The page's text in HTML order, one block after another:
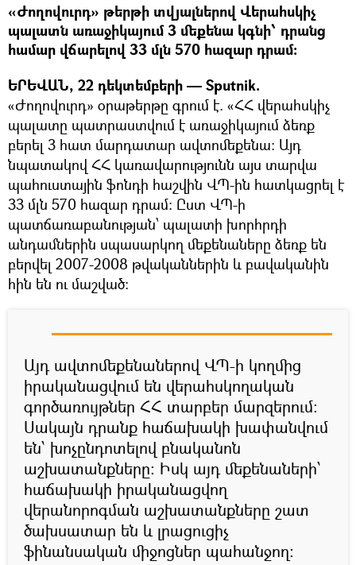
«Ժողովուրդ» թերթի տվյալներով Վերահսկիչ
պալատն առաջիկայում 3 մեքենա կգնի՝ դրանց
համար վճարելով 33 մլն 570 հազար դրամ։
ԵՐԵՎԱՆ, 22 դեկտեմբերի — Sputnik.
«Ժողովուրդ» օրաթերթը գրում է. «ՀՀ վերահսկիչ
պալատը պատրաստվում է առաջիկայում ձեռք
բերել 3 հատ մարդատար ավտոմեքենա: Այդ
նպատակով ՀՀ կառավարությունն այս տարվա
պահուստային ֆոնդի հաշվին ՎՊ-ին հատկացրել է
33 մլն 570 հազար դրամ: Ըստ ՎՊ-ի
պատճառաբանության՝ պալատի խորհրդի
անդամներին սպասարկող մեքենաները ձեռք են
բերվել 2007-2008 թվականներին և բավականին
հին են ու մաշված:
Այդ ավտոմեքենաներով ՎՊ-ի կողմից
իրականացվում են վերահսկողական
գործառույթներ ՀՀ տարբեր մարզերում:
Սակայն դրանք հաճախակի խափանվում
են՝ խոչընդոտելով բնականոն
աշխատանքները: Իսկ այդ մեքենաների՝
հաճախակի իրականացվող
վերանորոգման աշխատանքները շատ
ծախսատար են և լրացուցիչ
ֆինանսական միջոցներ պահանջող: